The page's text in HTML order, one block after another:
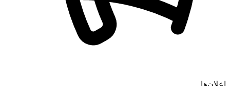
اعلان‌ها